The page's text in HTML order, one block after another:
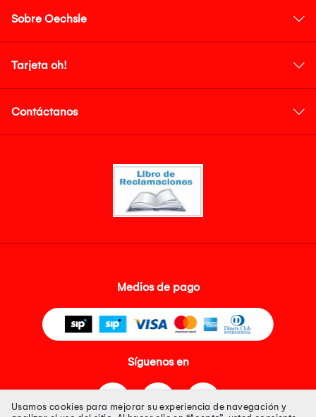
Sobre Oechsle
Tarjeta oh!
Contáctanos
Medios de pago
Síguenos en
Usamos cookies para mejorar su experiencia de navegación y